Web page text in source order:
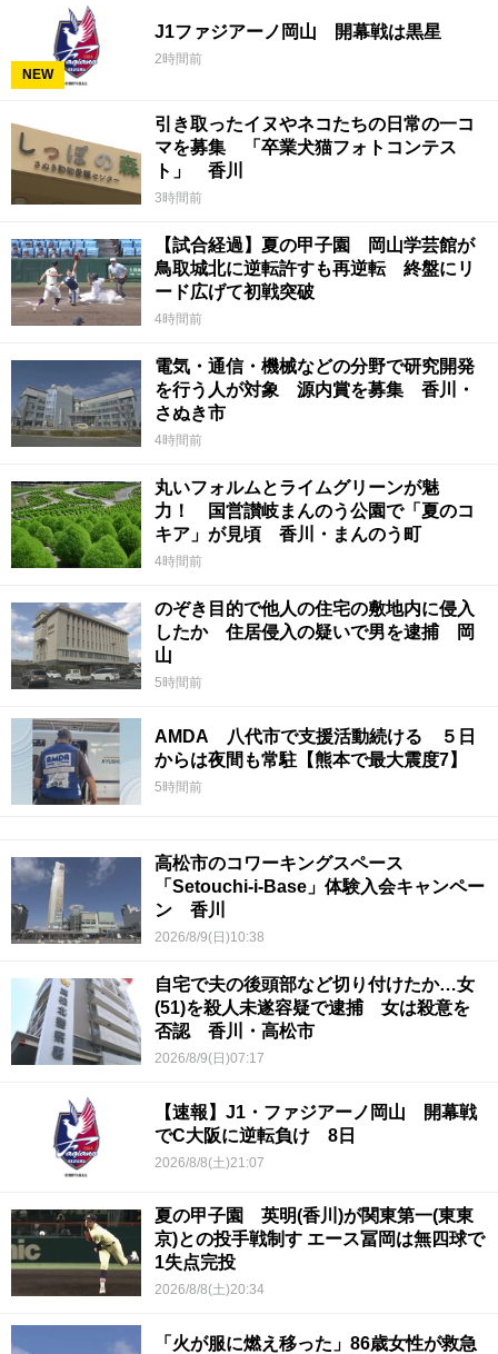
NEW
J1ファジアーノ岡山 開幕戦は黒星
2時間前
引き取ったイヌやネコたちの日常の一コ
マを募集 「卒業犬猫フォトコンテス
ト」 香川
3時間前
【試合経過】夏の甲子園 岡山学芸館が
鳥取城北に逆転許すも再逆転 終盤にリ
ード広げて初戦突破
4時間前
電気・通信・機械などの分野で研究開発
を行う人が対象 源内賞を募集 香川・
さぬき市
4時間前
丸いフォルムとライムグリーンが魅
力！ 国営讃岐まんのう公園で「夏のコ
キア」が見頃 香川・まんのう町
4時間前
のぞき目的で他人の住宅の敷地内に侵入
したか 住居侵入の疑いで男を逮捕 岡
山
5時間前
AMDA 八代市で支援活動続ける ５日
からは夜間も常駐【熊本で最大震度7】
5時間前
高松市のコワーキングスペース
「Setouchi-i-Base」体験入会キャンペー
ン 香川
2026/8/9(日)10:38
自宅で夫の後頭部など切り付けたか…女
(51)を殺人未遂容疑で逮捕 女は殺意を
否認 香川・高松市
2026/8/9(日)07:17
【速報】J1・ファジアーノ岡山 開幕戦
でC大阪に逆転負け 8日
2026/8/8(土)21:07
夏の甲子園 英明(香川)が関東第一(東東
京)との投手戦制す エース冨岡は無四球で
1失点完投
2026/8/8(土)20:34
「火が服に燃え移った」86歳女性が救急